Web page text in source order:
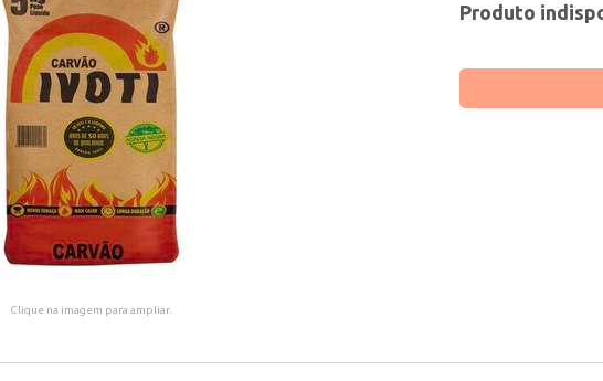
Clique na imagem para ampliar.
Produto